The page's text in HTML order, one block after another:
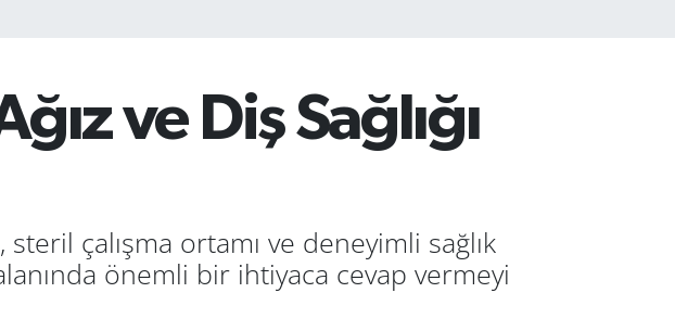
ve Diş Sağlığı
çalışma ortamı ve deneyimli sağlık
önemli bir ihtiyaca cevap vermeyi